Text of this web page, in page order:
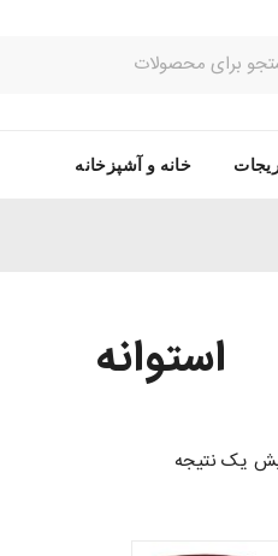
خانه و آشپزخانه
استوانه
یک نتیجه